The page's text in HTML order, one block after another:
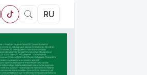
RU